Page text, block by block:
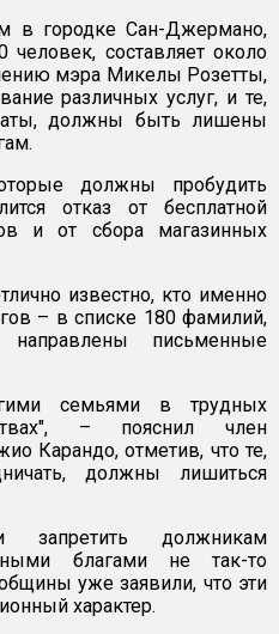
в городке Сан-Джермано,
составляет около
мэра Микелы Розетты,
различных услуг, и те,
должны быть лишены
должны пробудить
отказ от бесплатной
и от сбора магазинных
известно, кто именно
– в списке 180 фамилий,
письменные
семьями в трудных
– пояснил член
Карандо, отметив, что те,
должны лишиться
запретить должникам
благами не так-то
уже заявили, что эти
характер.